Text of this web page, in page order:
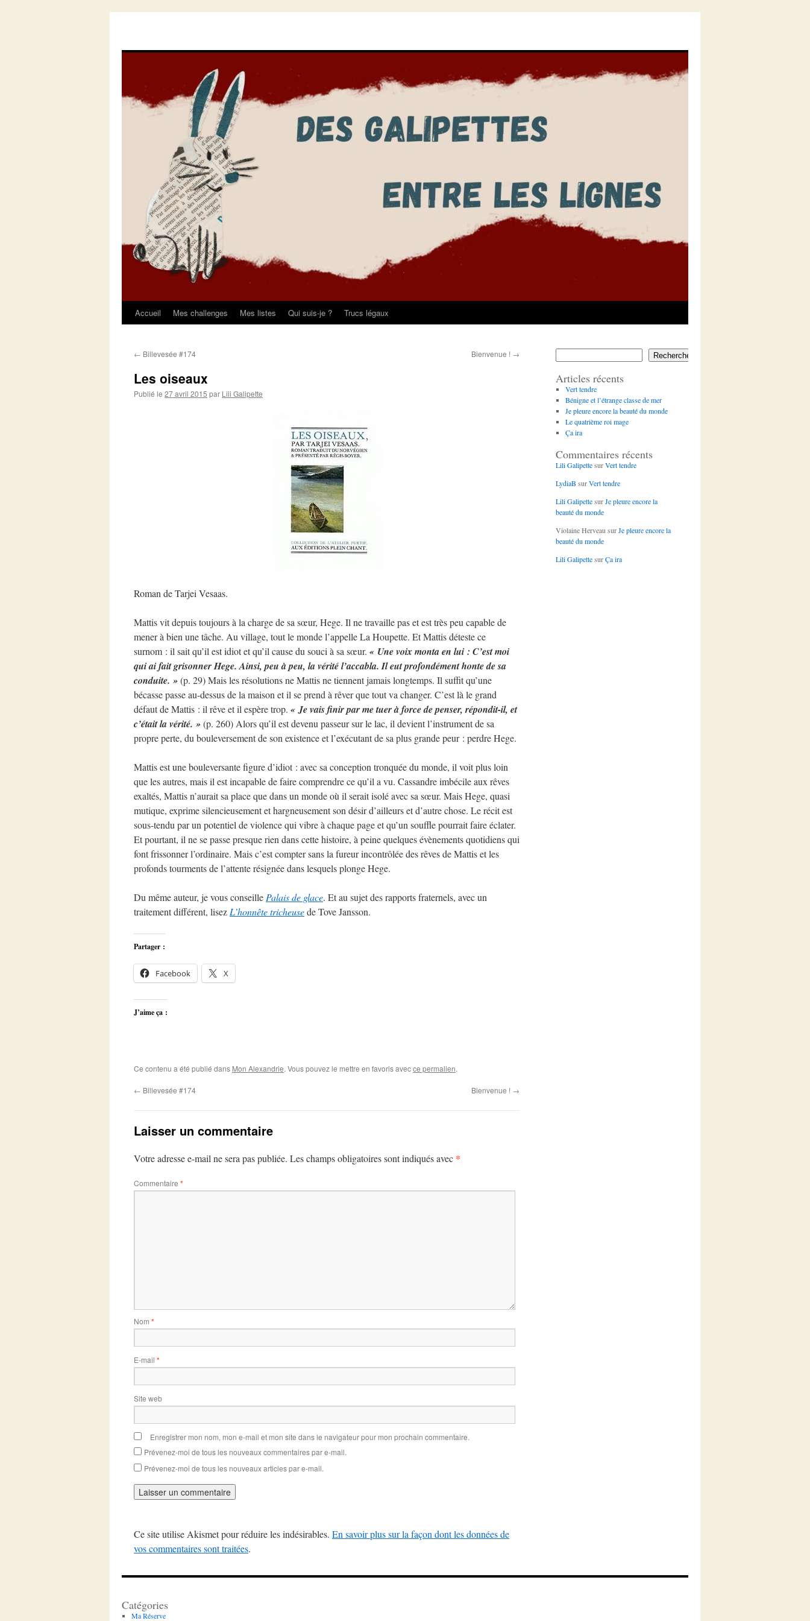
Aller
contenu
Accueil Mes challenges Mes listes Qui suis-je ? Trucs légaux
← Billevesée #174 Bienvenue ! →
Les oiseaux
Publié le 27 avril 2015 par Lili Galipette
Roman de Tarjei Vesaas.
Mattis vit depuis toujours à la charge de sa sœur, Hege. Il ne travaille pas et est très peu capable de
mener à bien une tâche. Au village, tout le monde l’appelle La Houpette. Et Mattis déteste ce
surnom : il sait qu’il est idiot et qu’il cause du souci à sa sœur. « Une voix monta en lui : C’est moi
qui ai fait grisonner Hege. Ainsi, peu à peu, la vérité l’accabla. Il eut profondément honte de sa
conduite. »(p. 29) Mais les résolutions ne Mattis ne tiennent jamais longtemps. Il suffit qu’une
bécasse passe au-dessus de la maison et il se prend à rêver que tout va changer. C’est là le grand
défaut de Mattis : il rêve et il espère trop. « Je vais finir par me tuer à force de penser, répondit-il, et
c’était la vérité. »(p. 260) Alors qu’il est devenu passeur sur le lac, il devient l’instrument de sa
propre perte, du bouleversement de son existence et l’exécutant de sa plus grande peur : perdre Hege.
Mattis est une bouleversante figure d’idiot : avec sa conception tronquée du monde, il voit plus loin
que les autres, mais il est incapable de faire comprendre ce qu’il a vu. Cassandre imbécile aux rêves
exaltés, Mattis n’aurait sa place que dans un monde où il serait isolé avec sa sœur. Mais Hege, quasi
mutique, exprime silencieusement et hargneusement son désir d’ailleurs et d’autre chose. Le récit est
sous-tendu par un potentiel de violence qui vibre à chaque page et qu’un souffle pourrait faire éclater.
Et pourtant, il ne se passe presque rien dans cette histoire, à peine quelques évènements quotidiens qui
font frissonner l’ordinaire. Mais c’est compter sans la fureur incontrôlée des rêves de Mattis et les
profonds tourments de l’attente résignée dans lesquels plonge Hege.
Du même auteur, je vous conseille Palais de glace. Et au sujet des rapports fraternels, avec un
traitement différent, lisez L’honnête tricheusede Tove Jansson.
Partager :
Facebook X
J’aime ça :
Ce contenu a été publié dans Mon Alexandrie. Vous pouvez le mettre en favoris avecce permalien.
← Billevesée #174 Bienvenue ! →
Laisser un commentaire
Votre adresse e-mail ne sera pas publiée. Les champs obligatoires sont indiqués avec *
Commentaire *
Nom *
E-mail *
Site web
Enregistrer mon nom, mon e-mail et mon site dans le navigateur pour mon prochain commentaire.
Prévenez-moi de tous les nouveaux commentaires par e-mail.
Prévenez-moi de tous les nouveaux articles par e-mail.
Ce site utilise Akismet pour réduire les indésirables. En savoir plus sur la façon dont les données de
vos commentaires sont traitées.
Rechercher
Articles récents
Vert tendre
Bénigne et l’étrange classe de mer
Je pleure encore la beauté du monde
Le quatrième roi mage
Ça ira
Commentaires récents
Lili GalipettesurVert tendre
LydiaB surVert tendre
Lili GalipettesurJe pleure encore la
beauté du monde
Violaine Herveau surJe pleure encore la
beauté du monde
Lili GalipettesurÇa ira
Catégories
Ma Réserve